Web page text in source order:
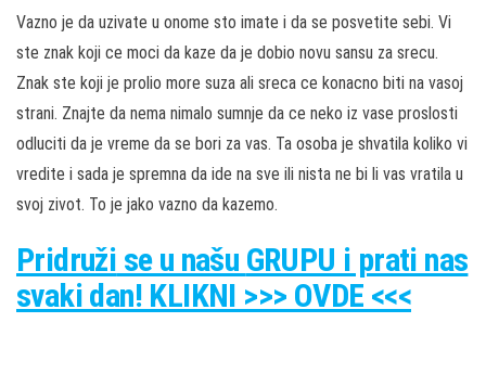
Vazno je da uzivate u onome sto imate i da se posvetite sebi. Vi
ste znak koji ce moci da kaze da je dobio novu sansu za srecu.
Znak ste koji je prolio more suza ali sreca ce konacno biti na vasoj
strani. Znajte da nema nimalo sumnje da ce neko iz vase proslosti
odluciti da je vreme da se bori za vas. Ta osoba je shvatila koliko vi
vredite i sada je spremna da ide na sve ili nista ne bi li vas vratila u
svoj zivot. To je jako vazno da kazemo.
Pridruži se u našu GRUPU i prati nas
svaki dan! KLIKNI >>> OVDE <<<